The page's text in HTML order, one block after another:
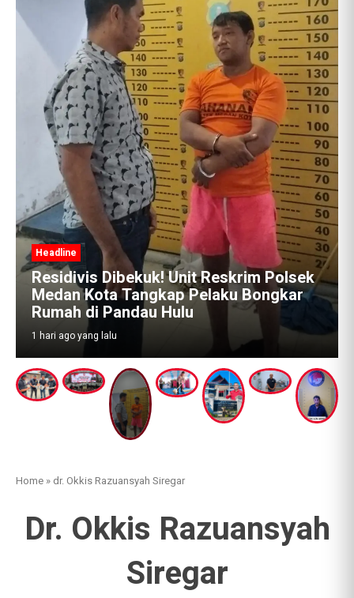
Home » dr. Okkis Razuansyah Siregar
Dr. Okkis Razuansyah
Siregar